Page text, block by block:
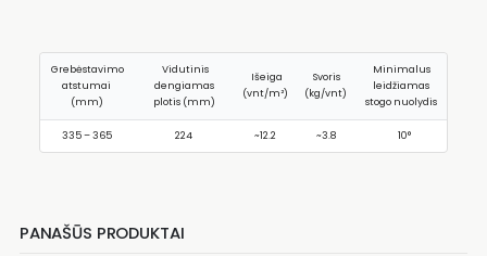
Grebėstavimo
atstumai
(mm)
Vidutinis
dengiamas
plotis (mm)
Išeiga
(vnt/m²)
Svoris
(kg/vnt)
Minimalus
leidžiamas
stogo nuolydis
335 – 365 224 ~12.2 ~3.8 10°
PANAŠŪS PRODUKTAI